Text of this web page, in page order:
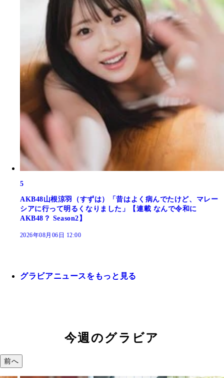
5
AKB48山根涼羽（すずは）「昔はよく病んでたけど、マレー
シアに行って明るくなりました」【連載 なんで令和に
AKB48？ Season2】
2026年08月06日 12:00
グラビアニュースをもっと見る
今週のグラビア
前へ